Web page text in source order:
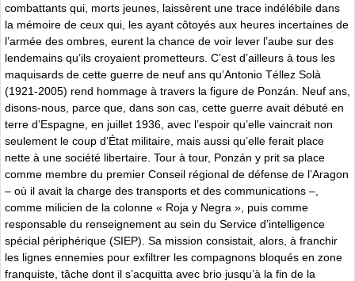
combattants qui, morts jeunes, laissèrent une trace indélébile dans
la mémoire de ceux qui, les ayant côtoyés aux heures incertaines de
l’armée des ombres, eurent la chance de voir lever l’aube sur des
lendemains qu’ils croyaient prometteurs. C’est d’ailleurs à tous les
maquisards de cette guerre de neuf ans qu’Antonio Téllez Solà
(1921-2005) rend hommage à travers la figure de Ponzán. Neuf ans,
disons-nous, parce que, dans son cas, cette guerre avait débuté en
terre d’Espagne, en juillet 1936, avec l’espoir qu’elle vaincrait non
seulement le coup d’État militaire, mais aussi qu’elle ferait place
nette à une société libertaire. Tour à tour, Ponzán y prit sa place
comme membre du premier Conseil régional de défense de l’Aragon
– où il avait la charge des transports et des communications –,
comme milicien de la colonne « Roja y Negra », puis comme
responsable du renseignement au sein du Service d’intelligence
spécial périphérique (SIEP). Sa mission consistait, alors, à franchir
les lignes ennemies pour exfiltrer les compagnons bloqués en zone
franquiste, tâche dont il s’acquitta avec brio jusqu’à la fin de la